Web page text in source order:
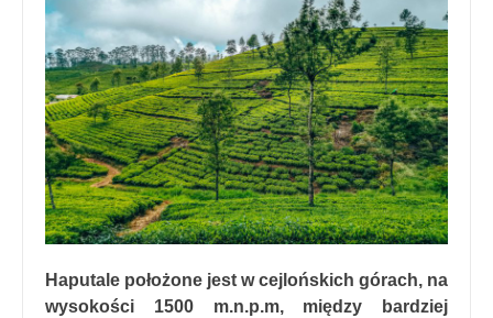
Haputale położone jest w cejlońskich górach, na
wysokości 1500 m.n.p.m, między bardziej